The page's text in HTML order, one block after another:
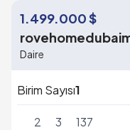
1.499.000 $
Daire
Birim Sayısı1
2 3 137